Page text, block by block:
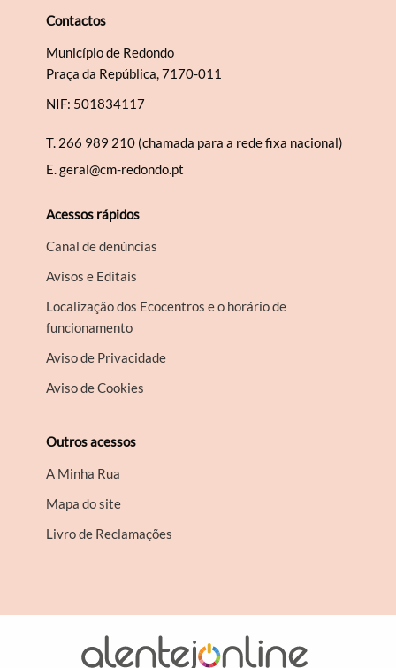
Contactos
Município de Redondo
Praça da República, 7170-011
NIF: 501834117
T. 266 989 210 (chamada para a rede fixa nacional)
E.geral@cm-redondo.pt
Acessos rápidos
Canal de denúncias
Avisos e Editais
Localização dos Ecocentros e o horário de
funcionamento
Aviso de Privacidade
Aviso de Cookies
Outros acessos
A Minha Rua
Mapa do site
Livro de Reclamações